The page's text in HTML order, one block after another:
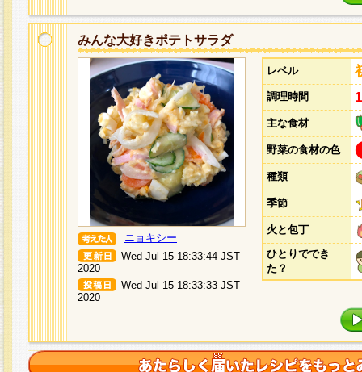
みんな大好きポテトサラダ
ニョキシー
Wed Jul 15 18:33:44 JST
2020
Wed Jul 15 18:33:33 JST
2020
レベル
調理時間
主な食材
野菜の食材の色
種類
季節
火と包丁
ひとりででき
た？